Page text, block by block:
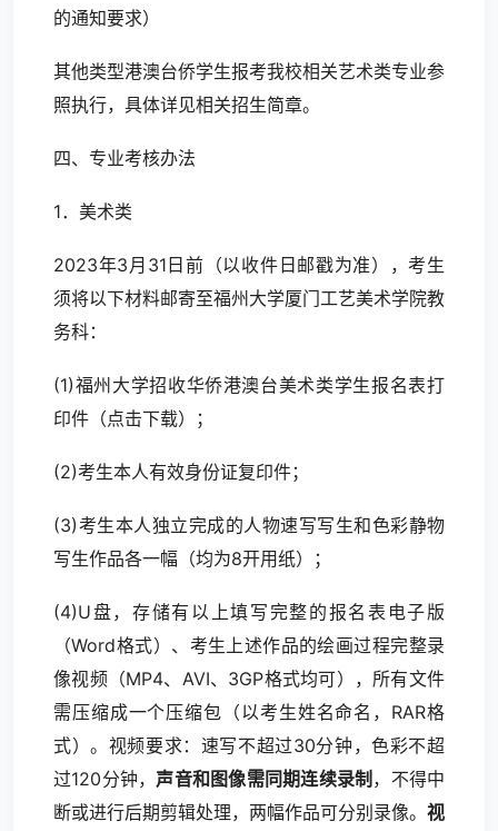
的通知要求）
其他类型港澳台侨学生报考我校相关艺术类专业参
照执行，具体详见相关招生简章。
四、专业考核办法
1．美术类
2023年3月31日前（以收件日邮戳为准），考生
须将以下材料邮寄至福州大学厦门工艺美术学院教
务科：
(1)福州大学招收华侨港澳台美术类学生报名表打
印件（点击下载）；
(2)考生本人有效身份证复印件；
(3)考生本人独立完成的人物速写写生和色彩静物
写生作品各一幅（均为8开用纸）；
(4)U盘，存储有以上填写完整的报名表电子版
（Word格式）、考生上述作品的绘画过程完整录
像视频（MP4、AVI、3GP格式均可），所有文件
需压缩成一个压缩包（以考生姓名命名，RAR格
式）。视频要求：速写不超过30分钟，色彩不超
过120分钟， 声音和图像需同期连续录制 ，不得中
断或进行后期剪辑处理，两幅作品可分别录像。 视